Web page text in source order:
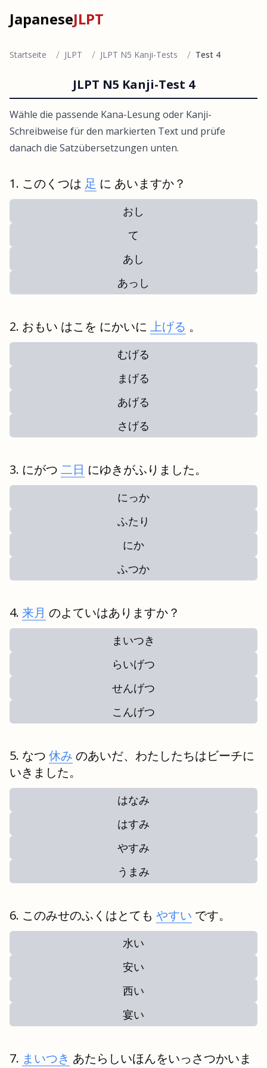
JapaneseJLPT
Startseite / JLPT / JLPT N5 Kanji-Tests / Test 4
JLPT N5 Kanji-Test 4
Wähle die passende Kana-Lesung oder Kanji-
Schreibweise für den markierten Text und prüfe
danach die Satzübersetzungen unten.
このくつは 足 に あいますか？
おし
て
あし
あっし
おもい はこを にかいに 上げる 。
むげる
まげる
あげる
さげる
にがつ 二日 にゆきがふりました。
にっか
ふたり
にか
ふつか
来月 のよていはありますか？
まいつき
らいげつ
せんげつ
こんげつ
なつ 休み のあいだ、わたしたちはビーチに
いきました。
はなみ
はすみ
やすみ
うまみ
このみせのふくはとても やすい です。
水い
安い
西い
宴い
まいつき あたらしいほんをいっさつかいま